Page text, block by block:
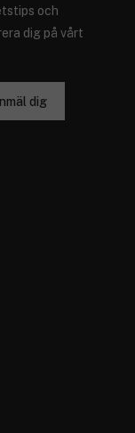
och
dig på vårt
dig